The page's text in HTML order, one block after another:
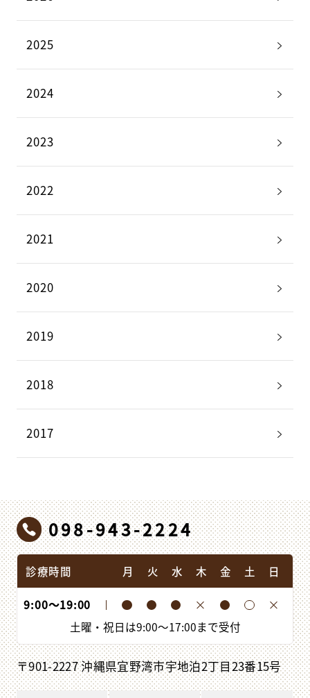
2025
2024
2023
2022
2021
2020
2019
2018
2017
098-943-2224
診療時間 月 火 水 木 金 土 日
9:00〜19:00
土曜・祝日は9:00〜17:00まで受付
〒901-2227 沖縄県宜野湾市宇地泊2丁目23番15号